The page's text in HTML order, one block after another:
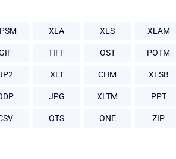
XLA XLS XLAM
TIFF OST POTM
XLT CHM XLSB
JPG XLTM PPT
OTS ONE ZIP